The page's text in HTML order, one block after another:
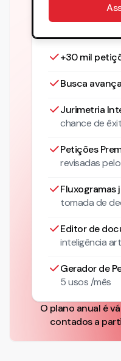
+30 mil
Busca
Jurimetria
chance de
Petições
revisadas
Fluxogramas
tomada de
Editor de
inteligência
Gerador de
5 usos /mês
O plano anual é
contados a